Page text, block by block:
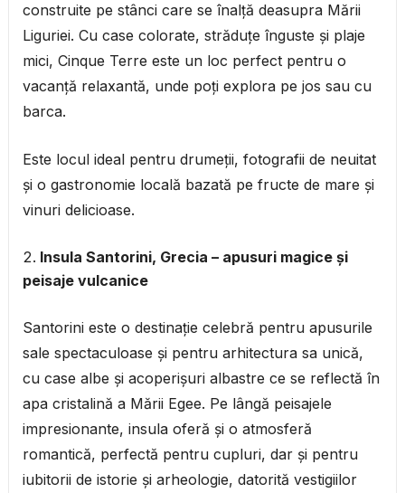
construite pe stânci care se înalță deasupra Mării
Liguriei. Cu case colorate, străduțe înguste și plaje
mici, Cinque Terre este un loc perfect pentru o
vacanță relaxantă, unde poți explora pe jos sau cu
barca.
Este locul ideal pentru drumeții, fotografii de neuitat
și o gastronomie locală bazată pe fructe de mare și
vinuri delicioase.
Insula Santorini, Grecia – apusuri magice și
peisaje vulcanice
Santorini este o destinație celebră pentru apusurile
sale spectaculoase și pentru arhitectura sa unică,
cu case albe și acoperișuri albastre ce se reflectă în
apa cristalină a Mării Egee. Pe lângă peisajele
impresionante, insula oferă și o atmosferă
romantică, perfectă pentru cupluri, dar și pentru
iubitorii de istorie și arheologie, datorită vestigiilor